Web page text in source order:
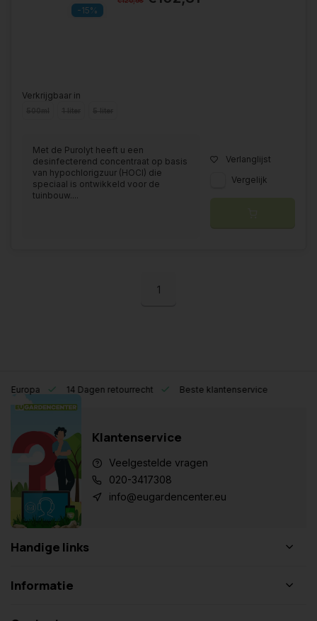
-15%
Verkrijgbaar in
Met de Purolyt heeft u een
desinfecterend concentraat op basis
van hypochlorigzuur (HOCl) die
speciaal is ontwikkeld voor de
tuinbouw....
Verlanglijst
Vergelijk
1
Europa 14 Dagen retourrecht Beste klantenservice
Klantenservice
Veelgestelde vragen
020-3417308
info@eugardencenter.eu
Handige links
Informatie